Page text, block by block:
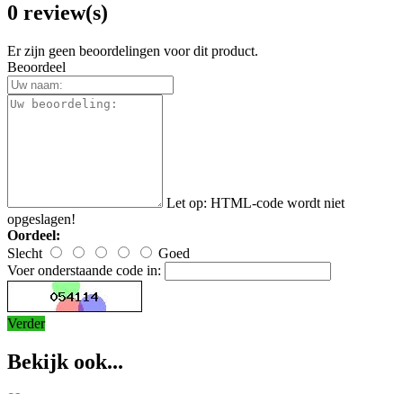
0 review(s)
Er zijn geen beoordelingen voor dit product.
Beoordeel
Let op: HTML-code wordt niet
opgeslagen!
Oordeel:
Slecht
Goed
Voer onderstaande code in:
Verder
Bekijk ook...